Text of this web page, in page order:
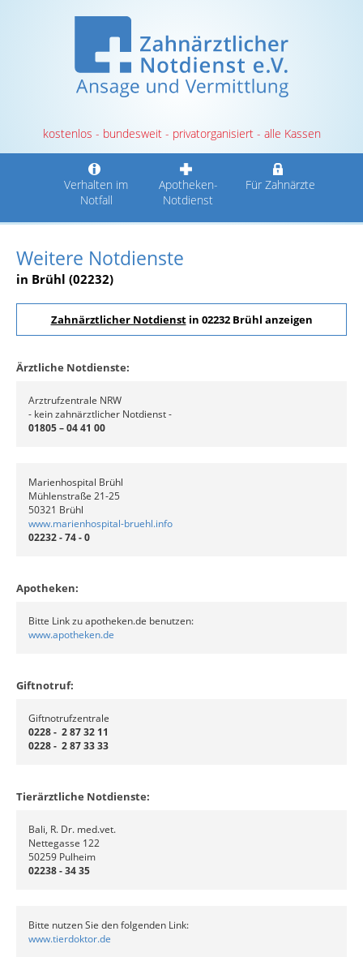
kostenlos - bundesweit - privatorganisiert - alle Kassen
Verhalten im
Notfall
Apotheken-
Notdienst
Für Zahnärzte
Weitere Notdienste
in Brühl (02232)
Zahnärztlicher Notdienstin 02232 Brühl anzeigen
Ärztliche Notdienste:
Arztrufzentrale NRW
- kein zahnärztlicher Notdienst -
01805 – 04 41 00
Marienhospital Brühl
Mühlenstraße 21-25
50321 Brühl
www.marienhospital-bruehl.info
02232 - 74 - 0
Apotheken:
Bitte Link zu apotheken.de benutzen:
www.apotheken.de
Giftnotruf:
Giftnotrufzentrale
0228 - 2 87 32 11
0228 - 2 87 33 33
Tierärztliche Notdienste:
Bali, R. Dr. med.vet.
Nettegasse 122
50259 Pulheim
02238 - 34 35
Bitte nutzen Sie den folgenden Link:
www.tierdoktor.de